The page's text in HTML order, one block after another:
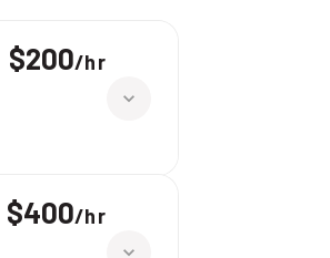
$200/hr
$400/hr